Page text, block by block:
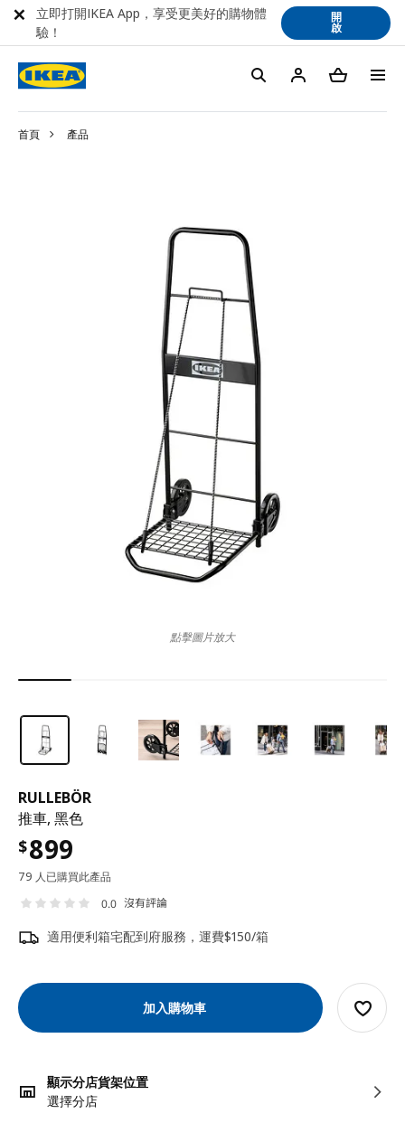
首頁 產品
RULLEBÖR
推車, 黑色
$899
79 人已購買此產品
0.0 沒有評論
適用便利箱宅配到府服務，運費$150/箱
加入購物車
顯示分店貨架位置
選擇分店
點擊圖片放大
立即打開IKEA App，享受更美好的購物體
驗！
開
啟